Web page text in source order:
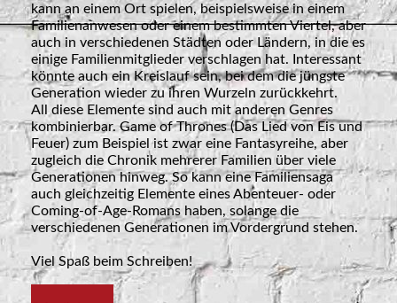
kann an einem Ort spielen, beispielsweise in einem
Familienanwesen oder einem bestimmten Viertel, aber
auch in verschiedenen Städten oder Ländern, in die es
einige Familienmitglieder verschlagen hat. Interessant
könnte auch ein Kreislauf sein, bei dem die jüngste
Generation wieder zu ihren Wurzeln zurückkehrt.
All diese Elemente sind auch mit anderen Genres
kombinierbar. Game of Thrones (Das Lied von Eis und
Feuer) zum Beispiel ist zwar eine Fantasyreihe, aber
zugleich die Chronik mehrerer Familien über viele
Generationen hinweg. So kann eine Familiensaga
auch gleichzeitig Elemente eines Abenteuer- oder
Coming-of-Age-Romans haben, solange die
verschiedenen Generationen im Vordergrund stehen.
Viel Spaß beim Schreiben!